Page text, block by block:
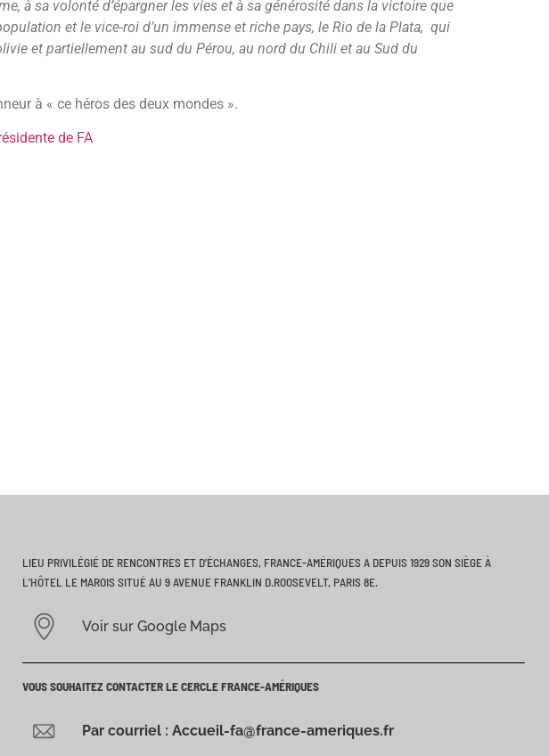
à sa volonté d’épargner les vies et à sa générosité dans la victoire que
et le vice-roi d’un immense et riche pays, le Rio de la Plata, qui
et partiellement au sud du Pérou, au nord du Chili et au Sud du
à « ce héros des deux mondes ».
de FA
LIEU PRIVILÉGIÉ DE RENCONTRES ET D’ÉCHANGES, FRANCE-AMÉRIQUES A DEPUIS 1929 SON SIÈGE À
L’HÔTEL LE MAROIS SITUÉ AU 9 AVENUE FRANKLIN D.ROOSEVELT, PARIS 8E.
Voir sur Google Maps
VOUS SOUHAITEZ CONTACTER LE CERCLE FRANCE-AMÉRIQUES
Par courriel : Accueil-fa@france-ameriques.fr